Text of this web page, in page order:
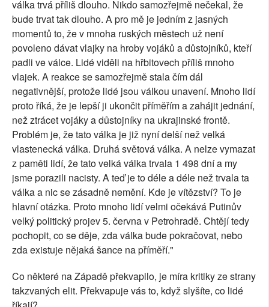
válka trvá příliš dlouho. Nikdo samozřejmě nečekal, že
bude trvat tak dlouho. A pro mě je jedním z jasných
momentů to, že v mnoha ruských městech už není
povoleno dávat vlajky na hroby vojáků a důstojníků, kteří
padli ve válce. Lidé viděli na hřbitovech příliš mnoho
vlajek. A reakce se samozřejmě stala čím dál
negativnější, protože lidé jsou válkou unavení. Mnoho lidí
proto říká, že je lepší ji ukončit příměřím a zahájit jednání,
než ztrácet vojáky a důstojníky na ukrajinské frontě.
Problém je, že tato válka je již nyní delší než velká
vlastenecká válka. Druhá světová válka. A nelze vymazat
z paměti lidí, že tato velká válka trvala 1 498 dní a my
jsme porazili nacisty. A teď je to déle a déle než trvala ta
válka a nic se zásadně nemění. Kde je vítězství? To je
hlavní otázka. Proto mnoho lidí velmi očekává Putinův
velký politický projev 5. června v Petrohradě. Chtějí tedy
pochopit, co se děje, zda válka bude pokračovat, nebo
zda existuje nějaká šance na příměří."
Co některé na Západě překvapilo, je míra kritiky ze strany
takzvaných elit. Překvapuje vás to, když slyšíte, co lidé